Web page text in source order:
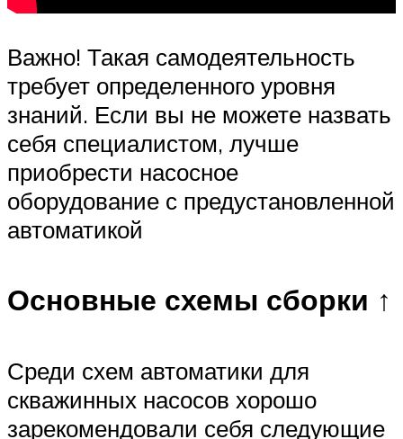
Важно! Такая самодеятельность
требует определенного уровня
знаний. Если вы не можете назвать
себя специалистом, лучше
приобрести насосное
оборудование с предустановленной
автоматикой
Основные схемы сборки ↑
Среди схем автоматики для
скважинных насосов хорошо
зарекомендовали себя следующие